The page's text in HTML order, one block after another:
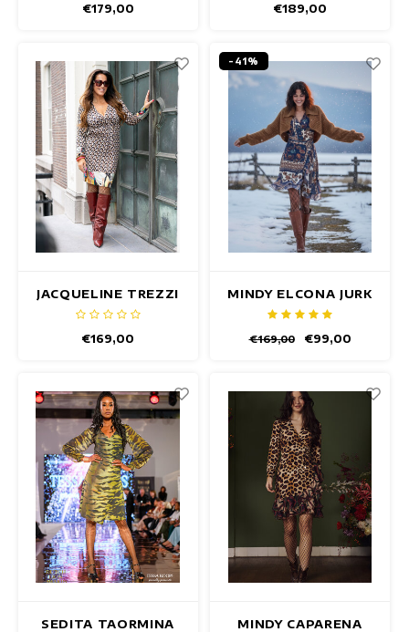
€179,00
€189,00
JACQUELINE TREZZI
JURK
€169,00
-41%
MINDY ELCONA JURK
€169,00 €99,00
SEDITA TAORMINA
MINDY CAPARENA